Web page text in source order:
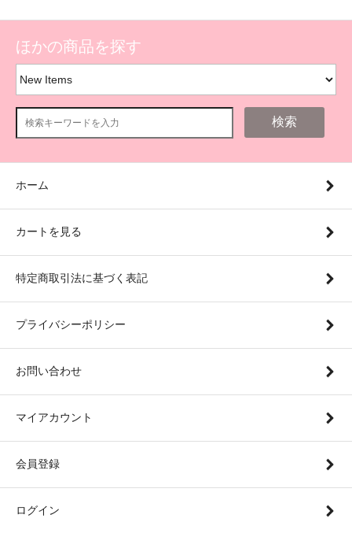
ほかの商品を探す
検索
ホーム
カートを見る
特定商取引法に基づく表記
プライバシーポリシー
お問い合わせ
マイアカウント
会員登録
ログイン